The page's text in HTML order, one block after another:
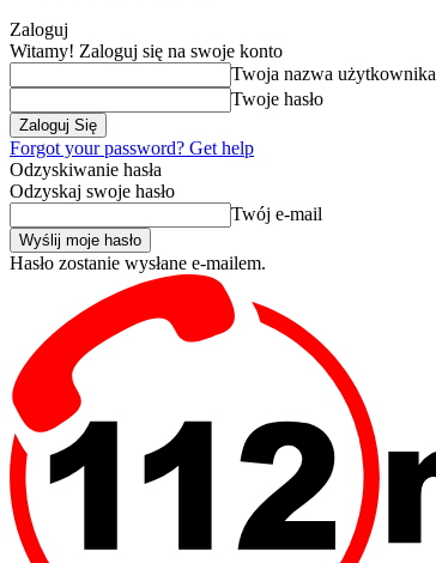
Zaloguj
Witamy! Zaloguj się na swoje konto
Twoja nazwa użytkownika
Twoje hasło
Forgot your password? Get help
Odzyskiwanie hasła
Odzyskaj swoje hasło
Twój e-mail
Hasło zostanie wysłane e-mailem.